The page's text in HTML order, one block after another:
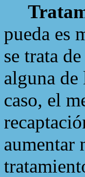
pueda es
se trata
alguna de
caso, el
aumentar